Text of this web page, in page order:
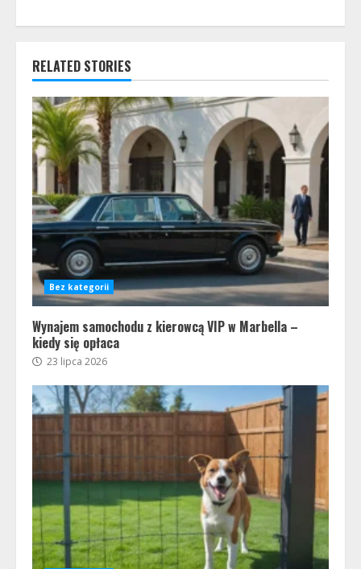
RELATED STORIES
Bez kategorii
Wynajem samochodu z kierowcą VIP w Marbella –
kiedy się opłaca
23 lipca 2026